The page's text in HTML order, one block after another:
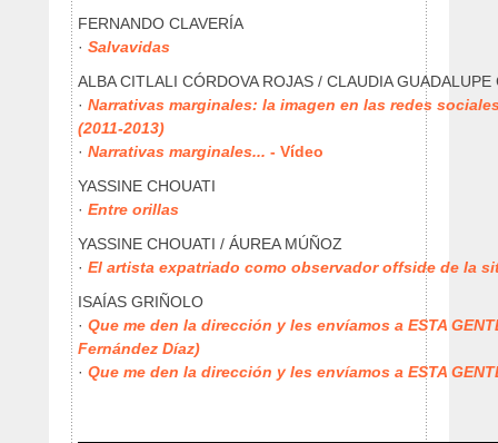
FERNANDO CLAVERÍA
· Salvavidas
ALBA CITLALI CÓRDOVA ROJAS / CLAUDIA GUADALUPE
· Narrativas marginales: la imagen en las redes
(2011-2013)
· Narrativas marginales... - Vídeo
YASSINE CHOUATI
· Entre orillas
YASSINE CHOUATI / ÁUREA MÚÑOZ
· El artista expatriado como observador offside de la
ISAÍAS GRIÑOLO
· Que me den la dirección y les envíamos a ESTA
Fernández Díaz)
· Que me den la dirección y les envíamos a ESTA